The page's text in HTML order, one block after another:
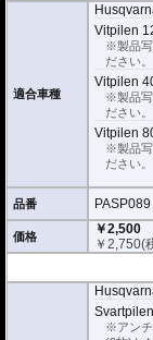
シリコーン系粘着材を
を剥がせば、元通りの
適合車種
Vitpilen
※製品写
ださい。
Vitpilen
※製品写
ださい。
Vitpilen
※製品写
ださい。
品番 PASP089
価格
￥2,500
￥2,750(
※アンチ